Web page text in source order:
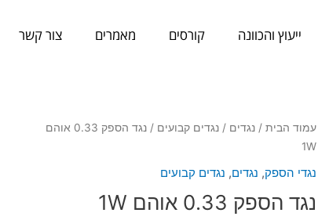
ייעוץ והכוונה קורסים מאמרים צור קשר
עמוד הבית/ נגדים / נגדים קבועים
/ נגד הספק 0.33 אוהם
1W
נגדי הספק, נגדים, נגדים קבועים
נגד הספק 0.33 אוהם 1W
כמות
של
0.33